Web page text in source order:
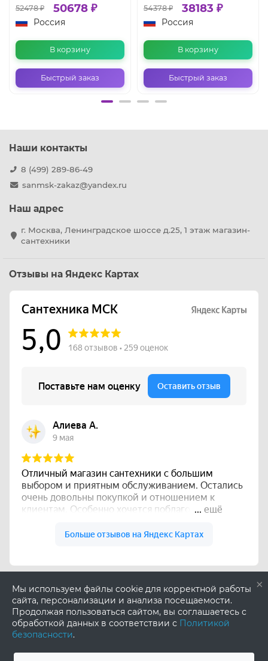
×
Мы используем файлы cookie для корректной работы
сайта, персонализации и анализа посещаемости.
Продолжая пользоваться сайтом, вы соглашаетесь с
обработкой данных в соответствии с Политикой
безопасности.
52478 ₽ 50678 ₽
Россия
В корзину
Быстрый заказ
54378 ₽ 38183 ₽
Россия
В корзину
Быстрый заказ
Наши контакты
8 (499) 289-86-49
sanmsk-zakaz@yandex.ru
Наш адрес
г. Москва, Ленинградское шоссе д.25, 1 этаж магазин-
сантехники
Отзывы на Яндекс Картах